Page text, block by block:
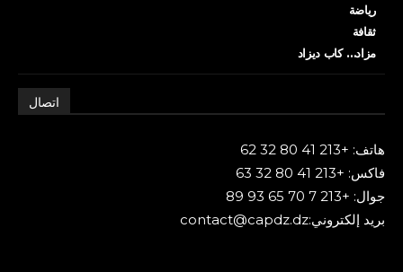
رياضة
ثقافة
مزاد… كاب ديزاد
اتصال
هاتف: +213 41 80 32 62
فاكس: +213 41 80 32 63
جوال: +213 7 70 65 93 89
بريد إلكتروني:contact@capdz.dz